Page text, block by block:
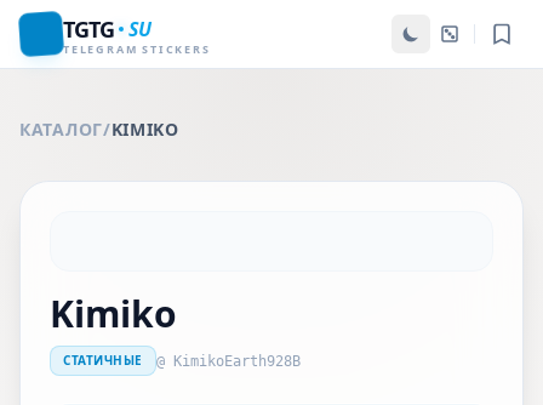
TGTG SU
TELEGRAM STICKERS
КАТАЛОГ/KIMIKO
Kimiko
СТАТИЧНЫЕ @ KimikoEarth928B